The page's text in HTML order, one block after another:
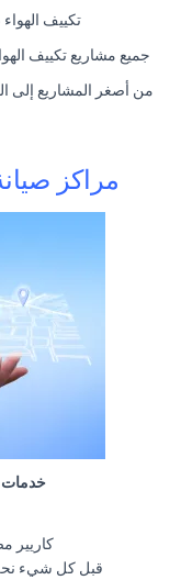
تكييف
جميع مشاريع تكييف
من أصغر المشاريع إلى
مراكز
خدمات
كاريير
قبل كل شيء نحن